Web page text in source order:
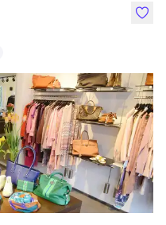
like